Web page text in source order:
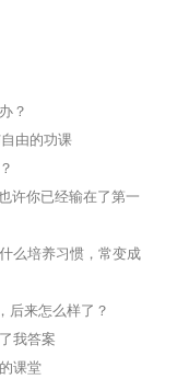
？
由的功课
许你已经输在了第一
么培养习惯，常变成
后来怎么样了？
我答案
课堂